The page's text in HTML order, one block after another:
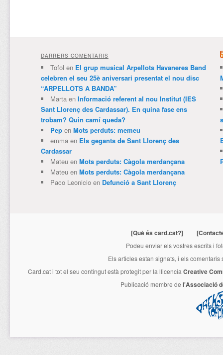
DARRERS COMENTARIS
Tofol en El grup musical Arpellots Havaneres Band
celebren el seu 25è aniversari presentat el nou disc
“ARPELLOTS A BANDA”
Martaen Informació referent al nou Institut (IES
Sant Llorenç des Cardassar). En quina fase ens
trobam? Quin camí queda?
Pepen Mots perduts: memeu
emmaen Els gegants de Sant Llorenç des
Cardassar
Mateuen Mots perduts: Càgola merdançana
Mateuen Mots perduts: Càgola merdançana
Paco Leonicioen Defunció a Sant Llorenç
[Què és card.cat?]
Podeu enviar els vostres escrits i
Els articles estan signats, i els
Card.cati tot el seu contingut està protegit per la llicencia Creative
Publicació membre de l'Associació